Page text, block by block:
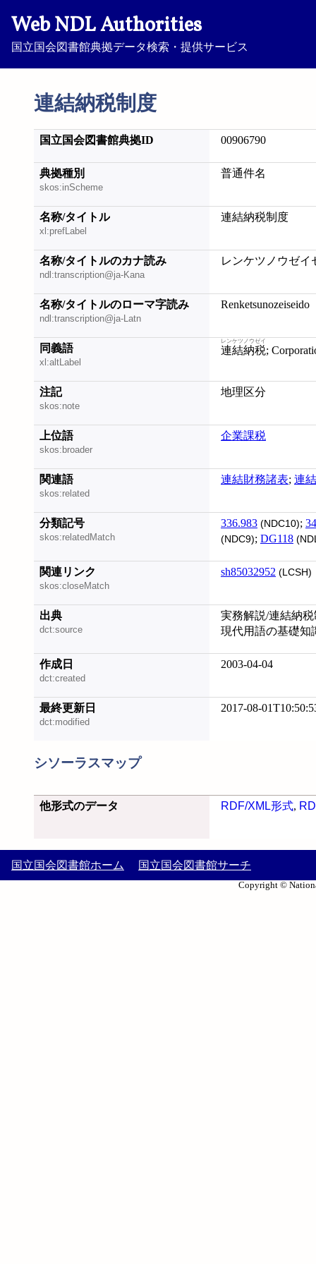
Web NDL Authorities
国立国会図書館典拠データ検索・提供サービス
連結納税制度
国立国会図書館典拠ID 00906790
典拠種別
skos:inScheme
普通件名
名称/タイトル
xl:prefLabel
連結納税制度
名称/タイトルのカナ読み
ndl:transcription@ja-Kana
レンケツノウゼイ
名称/タイトルのローマ字読み
ndl:transcription@ja-Latn
Renketsunozeiseido
同義語
xl:altLabel
連結納税
レンケツノウゼイ
;
注記
skos:note
地理区分
上位語
skos:broader
企業課税
関連語
skos:related
連結財務諸表; 連
分類記号
skos:relatedMatch
336.983 (NDC10);
(NDC9); DG118
関連リンク
skos:closeMatch
sh85032952 (LCSH)
出典
dct:source
実務解説/連結納
現代用語の基礎知
作成日
dct:created
2003-04-04
最終更新日
dct:modified
2017-08-
シソーラスマップ
他形式のデータ RDF/XML形式,
国立国会図書館ホーム 国立国会図書館サーチ
Copyright ©